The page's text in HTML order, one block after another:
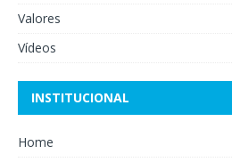
Valores
Vídeos
INSTITUCIONAL
Home